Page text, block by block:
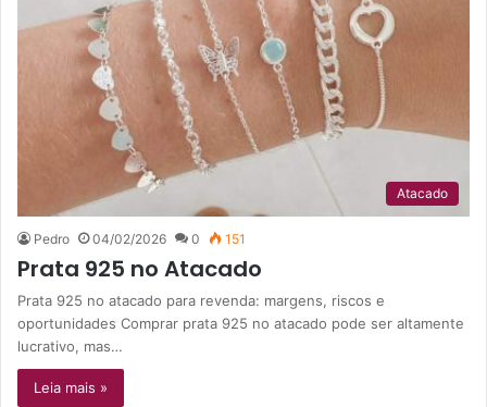
t
e
g
r
a
m
Atacado
Pedro 04/02/2026 0 151
Prata 925 no Atacado
Prata 925 no atacado para revenda: margens, riscos e
oportunidades Comprar prata 925 no atacado pode ser altamente
lucrativo, mas…
Leia mais »